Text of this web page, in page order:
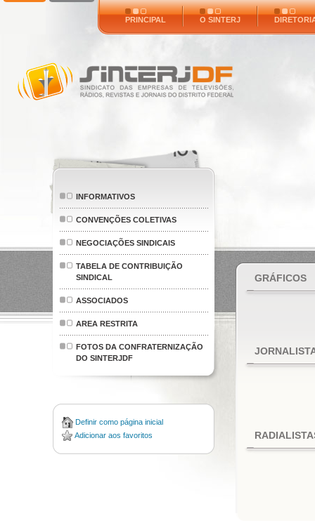
PRINCIPAL O SINTERJ
INFORMATIVOS
CONVENÇÕES COLETIVAS
NEGOCIAÇÕES SINDICAIS
TABELA DE CONTRIBUIÇÃO
SINDICAL
ASSOCIADOS
AREA RESTRITA
FOTOS DA CONFRATERNIZAÇÃO
DO SINTERJDF
Definir como página inicial
Adicionar aos favoritos
GRÁFICOS